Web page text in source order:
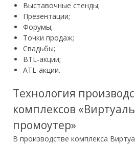
Выставочные стенды;
Презентации;
Форумы;
Точки продаж;
Свадьбы;
BTL-акции;
ATL-акции.
Технология
комплексов
промоутер»
В производстве комплекса